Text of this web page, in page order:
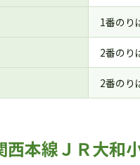
1番のり
2番のり
2番のり
西本線ＪＲ大和